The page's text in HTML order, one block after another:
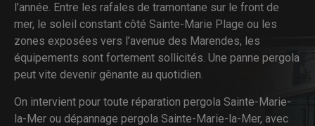
l’année. Entre les rafales de tramontane sur le front de
mer, le soleil constant côté Sainte-Marie Plage ou les
zones exposées vers l’avenue des Marendes, les
équipements sont fortement sollicités. Une panne pergola
peut vite devenir gênante au quotidien.
On intervient pour toute réparation pergola Sainte-Marie-
la-Mer ou dépannage pergola Sainte-Marie-la-Mer, avec